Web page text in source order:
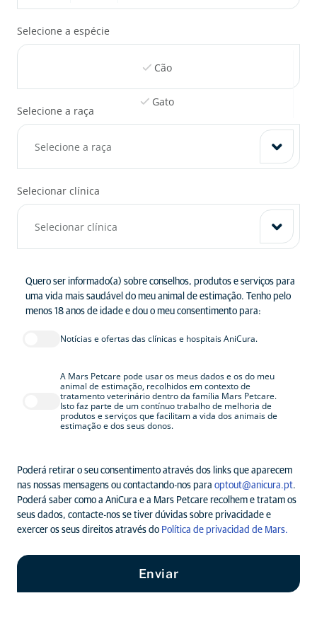
Selecione a espécie
Cão
Gato
Selecione a raça
Selecione a raça
Outro roedor Escolher
Outros animais Escolher
Outras raças Escolher
Galgo afegão Escolher
Akita Escolher
Selecionar clínica
Selecionar clínica
Algarve Hospital Veterinário
Lisboa
Arco do Cego Hospital
Parque das Nações Lisboa
Vasco da Gama Hospital
Veterinário
Escolher
Quero ser informado(a) sobre conselhos, produtos e serviços para
uma vida mais saudável do meu animal de estimação. Tenho pelo
menos 18 anos de idade e dou o meu consentimento para:
Notícias e ofertas das clínicas e hospitais AniCura.
A Mars Petcare pode usar os meus dados e os do meu
animal de estimação, recolhidos em contexto de
tratamento veterinário dentro da família Mars Petcare.
Isto faz parte de um contínuo trabalho de melhoria de
produtos e serviços que facilitam a vida dos animais de
estimação e dos seus donos.
Poderá retirar o seu consentimento através dos links que aparecem
nas nossas mensagens ou contactando-nos para optout@anicura.pt.
Poderá saber como a AniCura e a Mars Petcare recolhem e tratam os
seus dados, contacte-nos se tiver dúvidas sobre privacidade e
exercer os seus direitos através do Política de privacidad de Mars.
Enviar